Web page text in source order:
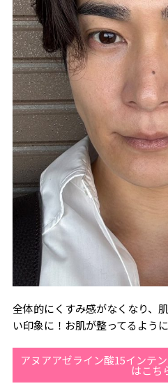
全体的にくすみ感がなくなり、
い印象に！お肌が整ってるように
アヌアアゼライン酸15インテ
はこち